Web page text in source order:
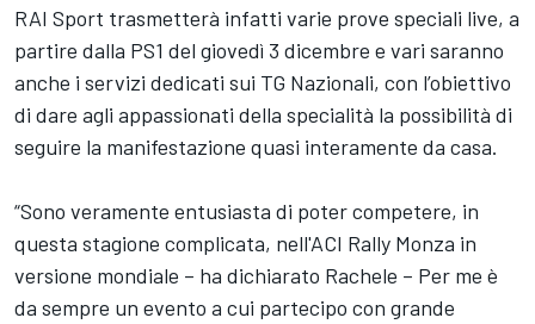
RAI Sport trasmetterà infatti varie prove speciali live, a
partire dalla PS1 del giovedì 3 dicembre e vari saranno
anche i servizi dedicati sui TG Nazionali, con l’obiettivo
di dare agli appassionati della specialità la possibilità di
seguire la manifestazione quasi interamente da casa.
“Sono veramente entusiasta di poter competere, in
questa stagione complicata, nell'ACI Rally Monza in
versione mondiale – ha dichiarato Rachele – Per me è
da sempre un evento a cui partecipo con grande